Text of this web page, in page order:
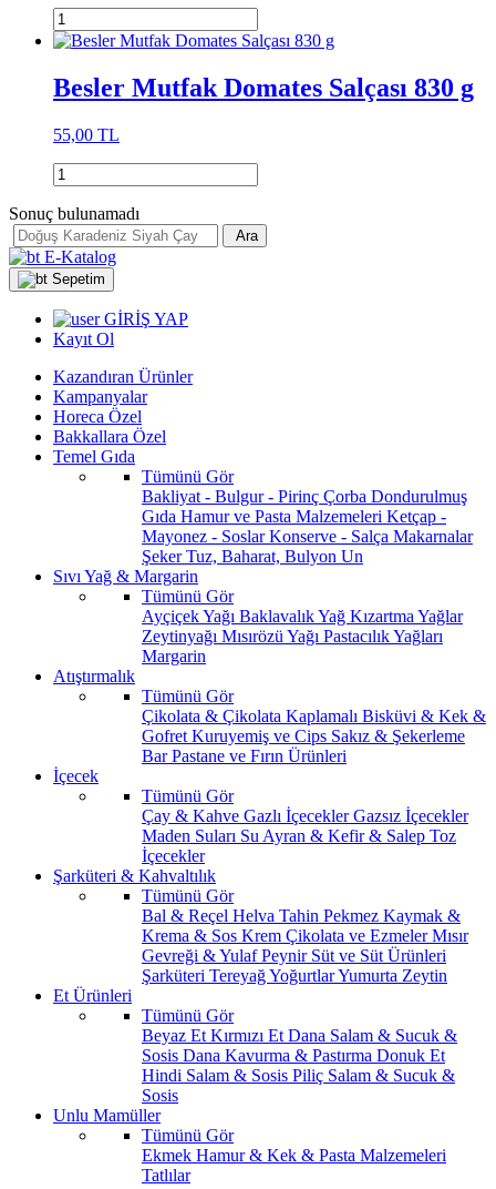
Besler Mutfak Domates Salçası 830 g
55,00 TL
Sonuç bulunamadı
Ara
E-Katalog
Sepetim
GİRİŞ YAP
Kayıt Ol
Kazandıran Ürünler
Kampanyalar
Horeca Özel
Bakkallara Özel
Temel Gıda
Tümünü Gör
Bakliyat - Bulgur - Pirinç Çorba Dondurulmuş
Gıda Hamur ve Pasta Malzemeleri Ketçap -
Mayonez - SoslarKonserve - Salça Makarnalar
ŞekerTuz, Baharat, Bulyon Un
Sıvı Yağ & Margarin
Tümünü Gör
Ayçiçek Yağı Baklavalık Yağ Kızartma Yağlar
Zeytinyağı Mısırözü Yağı Pastacılık Yağları
Margarin
Atıştırmalık
Tümünü Gör
Çikolata & Çikolata Kaplamalı Bisküvi & Kek &
Gofret Kuruyemiş ve Cips Sakız & Şekerleme
BarPastane ve Fırın Ürünleri
İçecek
Tümünü Gör
Çay & Kahve Gazlı İçeceklerGazsız İçecekler
Maden Suları Su Ayran & Kefir & Salep Toz
İçecekler
Şarküteri & Kahvaltılık
Tümünü Gör
Bal & Reçel Helva Tahin Pekmez Kaymak &
Krema & Sos Krem Çikolata ve EzmelerMısır
Gevreği & YulafPeynir Süt ve Süt Ürünleri
Şarküteri TereyağYoğurtlarYumurta Zeytin
Et Ürünleri
Tümünü Gör
Beyaz Et Kırmızı Et Dana Salam & Sucuk &
Sosis Dana Kavurma & Pastırma Donuk Et
Hindi Salam & Sosis Piliç Salam & Sucuk &
Sosis
Unlu Mamüller
Tümünü Gör
Ekmek Hamur & Kek & Pasta Malzemeleri
Tatlılar